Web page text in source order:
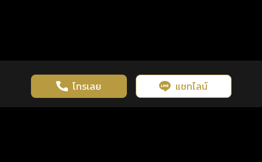
โทรเลย แชทไลน์
เว็บไซต์นี้มีการใช้งานคุกกี้ เพื่อเพิ่มประสิทธิภาพและประสบการณ์ที่ดี
ในการใช้งานเว็บไซต์ นโยบายความเป็นส่วนตัว
รู้ก่อน พร้อมกว่า ทุกจังหวะชีวิต คลิกดูดวงฟรี